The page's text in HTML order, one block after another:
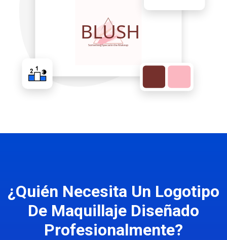
¿Quién Necesita Un Logotipo
De Maquillaje Diseñado
Profesionalmente?